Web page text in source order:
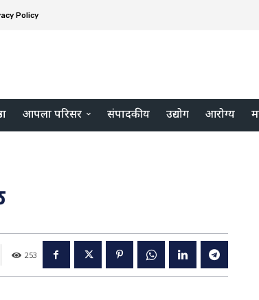
Policy
आपला परिसर संपादकीय उद्योग आरोग्य
253